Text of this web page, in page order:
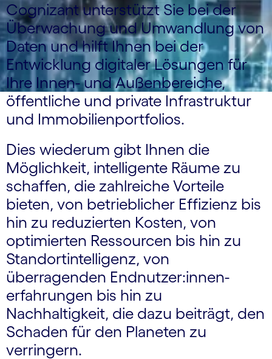
Cognizant unterstützt Sie bei der
Überwachung und Umwandlung von
Daten und hilft Ihnen bei der
Entwicklung digitaler Lösungen für
Ihre Innen- und Außenbereiche,
öffentliche und private Infrastruktur
und Immobilienportfolios.
Dies wiederum gibt Ihnen die
Möglichkeit, intelligente Räume zu
schaffen, die zahlreiche Vorteile
bieten, von betrieblicher Effizienz bis
hin zu reduzierten Kosten, von
optimierten Ressourcen bis hin zu
Standortintelligenz, von
überragenden Endnutzer:innen­
erfahrungen bis hin zu
Nachhaltigkeit, die dazu beiträgt, den
Schaden für den Planeten zu
verringern.